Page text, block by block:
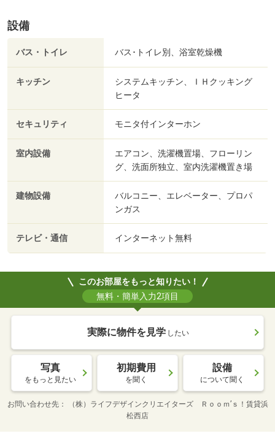
設備
バス・トイレ バス･トイレ別、浴室乾燥機
キッチン
システムキッチン、ＩＨクッキング
ヒータ
セキュリティ モニタ付インターホン
室内設備
エアコン、洗濯機置場、フローリン
グ、洗面所独立、室内洗濯機置き場
建物設備
バルコニー、エレベーター、プロパ
ンガス
テレビ・通信 インターネット無料
このお部屋をもっと知りたい！
無料・簡単入力2項目
実際に物件を見学 したい
写真
をもっと見たい
初期費用
を聞く
設備
について聞く
お問い合わせ先
（株）ライフデザインクリエイターズ Ｒｏｏｍ’ｓ！賃貸浜
松西店